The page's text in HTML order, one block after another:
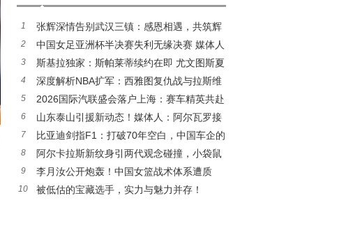
1
张辉深情告别武汉三镇：感恩相遇，共筑辉
煌旅程
2
中国女足亚洲杯半决赛失利无缘决赛 媒体人
热议米利西奇去留
3
斯基拉独家：斯帕莱蒂续约在即 尤文图斯夏
窗五线补强剑指欧冠
4
深度解析NBA扩军：西雅图复仇战与拉斯维
加斯新王朝的资本博弈
5
2026国际汽联盛会落户上海：赛车精英共赴
荣耀之约
6
山东泰山引援新动态！媒体人：阿尔瓦罗接
近加盟，自由身且薪资诱人
7
比亚迪剑指F1：打破70年空白，中国车企的
赛车梦想与挑战
8
阿尔卡拉斯新纹身引两代观念碰撞，小袋鼠
成荣耀新印记
9
李月汝公开炮轰！中国女篮战术体系遭质
疑，宫鲁鸣面临下课危机
10 被低估的宝藏选手，实力与魅力并存！